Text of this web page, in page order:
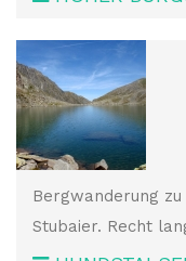
Bergwanderung
Stubaier. Recht